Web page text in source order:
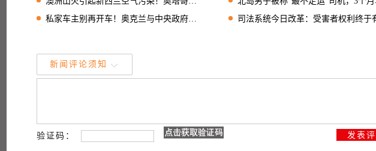
私家车主别再开车！奥克兰与中央政府敲定新计划
司法系统今日改革：受害者权利终于有了保障
新闻评论须知
验证码：